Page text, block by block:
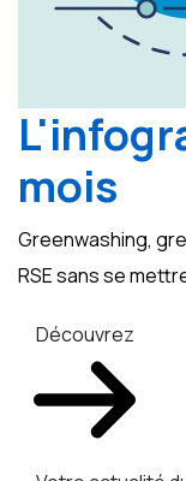
mois
Greenwashing,
RSE sans se
Découvrez